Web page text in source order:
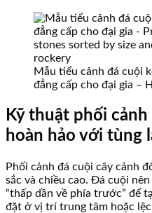
Mẫu tiểu cảnh đá cuội
đẳng cấp cho đại gia –
Kỹ thuật phối
hoàn hảo với tùng
Phối cảnh đá cuội cây cảnh
sắc và chiều cao. Đá cuội
“thấp dần về phía trước” để
đặt ở vị trí trung tâm hoặc